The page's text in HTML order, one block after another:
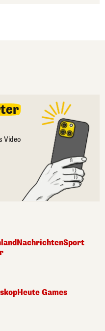
Video
NachrichtenSport
Heute Games